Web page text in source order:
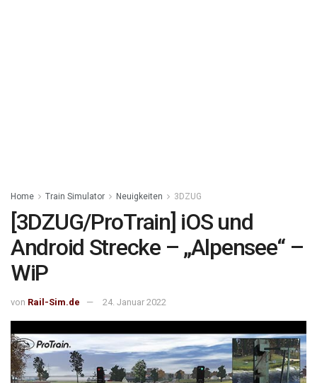
Home Train Simulator Neuigkeiten 3DZUG
[3DZUG/ProTrain] iOS und
Android Strecke – „Alpensee“ –
WiP
von Rail-Sim.de 24. Januar 2022